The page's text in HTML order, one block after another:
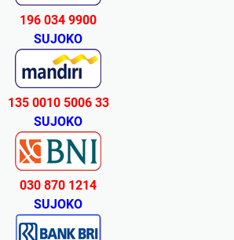
196 034 9900
SUJOKO
135 0010 5006 33
SUJOKO
030 870 1214
SUJOKO